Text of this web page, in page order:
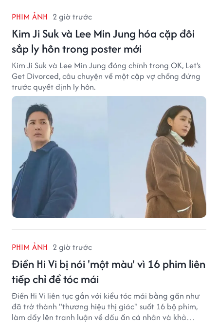
PHIM ẢNH 2 giờ trước
Kim Ji Suk và Lee Min Jung hóa cặp đôi
sắp ly hôn trong poster mới
Kim Ji Suk và Lee Min Jung đóng chính trong OK, Let's
Get Divorced, câu chuyện về một cặp vợ chồng đứng
trước quyết định ly hôn.
PHIM ẢNH 2 giờ trước
Điền Hi Vi bị nói 'một màu' vì 16 phim liên
tiếp chỉ để tóc mái
Điền Hi Vi liên tục gắn với kiểu tóc mái bằng gần như
đã trở thành "thương hiệu thị giác" suốt 16 bộ phim,
làm dấy lên tranh luận về dấu ấn cá nhân và khả